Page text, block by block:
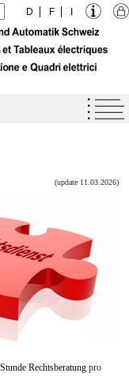
D F
(update 11.03.2026)
Rechtsberatung pro